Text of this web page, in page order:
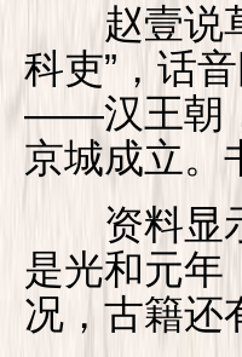
赵壹说草
科吏”，话
——汉王朝
京城成立。
资料显示
是光和元年
况，古籍还